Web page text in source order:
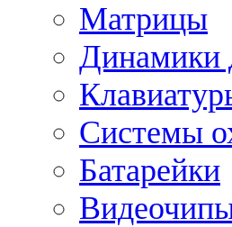
Матрицы
Динамики
Системы
Батарейки